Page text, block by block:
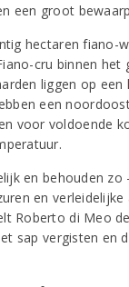
een groot
hectaren fiano-
cru binnen het
liggen op een
een
voor voldoende
en behouden zo
en verleidelijke
Roberto di Meo
sap vergisten en